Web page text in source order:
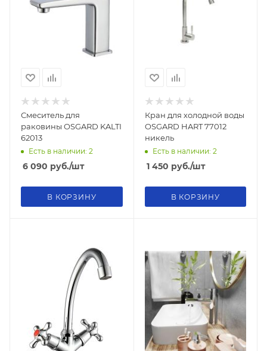
Смеситель для
раковины OSGARD KALTI
62013
Есть в наличии: 2
6 090 руб./шт
В КОРЗИНУ
Кран для холодной воды
OSGARD HART 77012
никель
Есть в наличии: 2
1 450 руб./шт
В КОРЗИНУ